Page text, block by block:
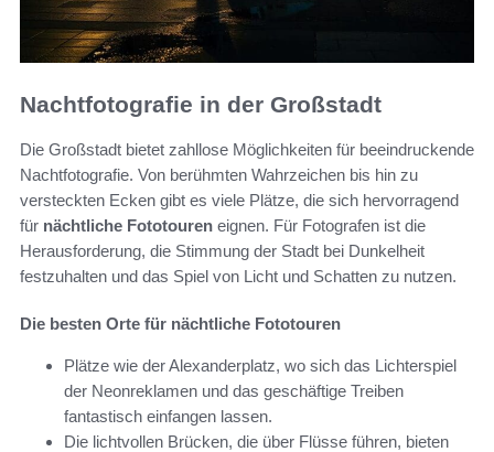
Nachtfotografie in der Großstadt
Die Großstadt bietet zahllose Möglichkeiten für beeindruckende
Nachtfotografie. Von berühmten Wahrzeichen bis hin zu
versteckten Ecken gibt es viele Plätze, die sich hervorragend
für nächtliche Fototouren eignen. Für Fotografen ist die
Herausforderung, die Stimmung der Stadt bei Dunkelheit
festzuhalten und das Spiel von Licht und Schatten zu nutzen.
Die besten Orte für nächtliche Fototouren
Plätze wie der Alexanderplatz, wo sich das Lichterspiel
der Neonreklamen und das geschäftige Treiben
fantastisch einfangen lassen.
Die lichtvollen Brücken, die über Flüsse führen, bieten